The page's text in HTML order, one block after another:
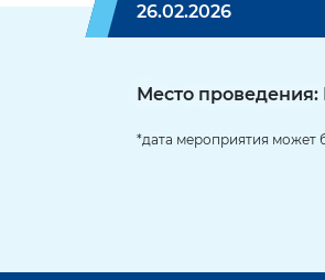
26.02.2026
Место
*дата мероприятия может